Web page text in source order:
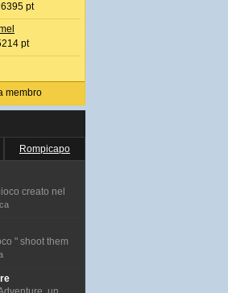
pt
pt
membro
Rompicapo
creato nel
" shoot them